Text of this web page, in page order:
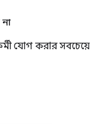
যোগ করার সবচেয়ে